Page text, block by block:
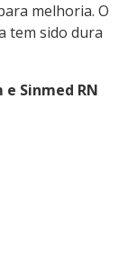
melhoria. O
tem sido dura
e Sinmed RN